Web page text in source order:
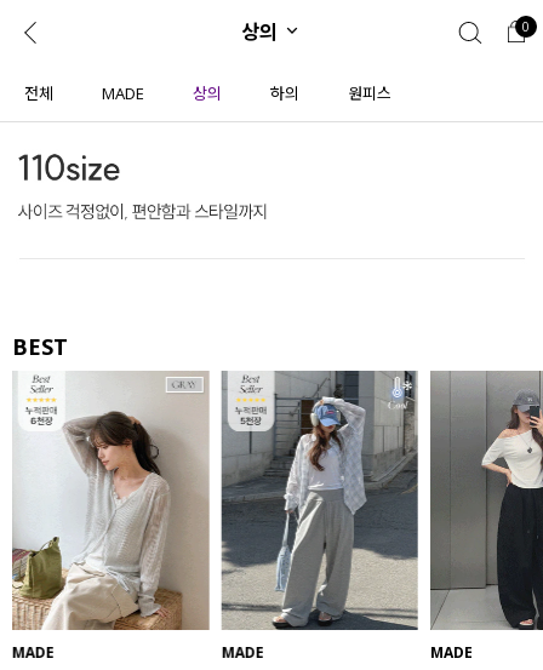
로그인 0
콘텐츠 리뷰 & 혜택
CATEGORY COMMUNITY
인플루언서 pick!
신상 5%
MADE
세트할인 ~30%
하객룩
익스클루시브
아우터
티셔츠
니트
블라우스
상의 0
전체 MADE 상의 하의 원피스
BEST
MADE MADE MADE